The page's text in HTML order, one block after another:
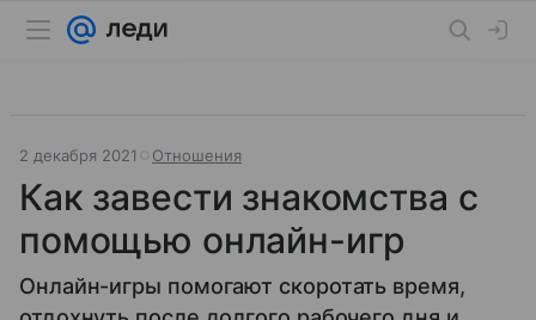
2 декабря 2021 Отношения
Как завести знакомства с
помощью онлайн-игр
Онлайн-игры помогают скоротать время,